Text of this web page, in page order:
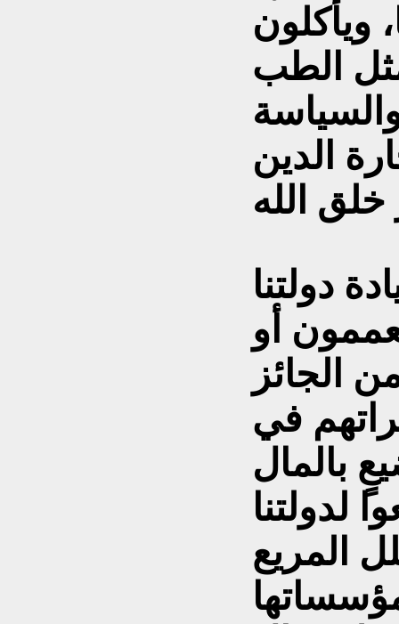
ويأكلون
الطب
الدين
دولتنا
أو
الجائز
في
بالمال
لدولتنا
المريع